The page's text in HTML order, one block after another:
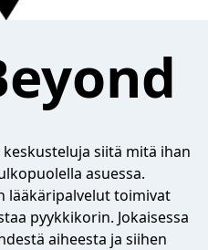
siitä mitä ihan
asuessa.
lääkäripalvelut toimivat
pyykkikorin. Jokaisessa
aiheesta ja siihen